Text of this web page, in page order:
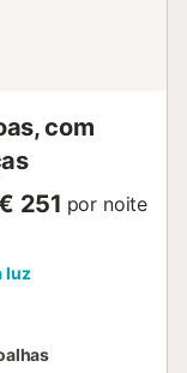
com
251 por noite
luz